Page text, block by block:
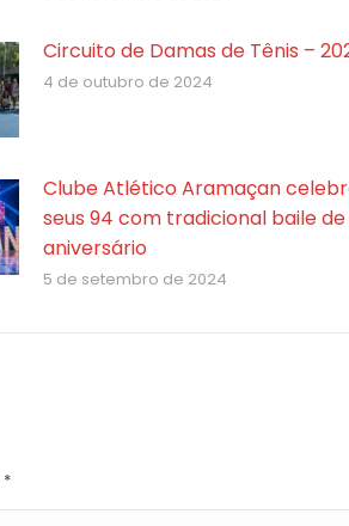
Circuito de Damas de Tênis –
4 de outubro de 2024
Clube Atlético Aramaçan
seus 94 com tradicional baile de
aniversário
5 de setembro de 2024
*